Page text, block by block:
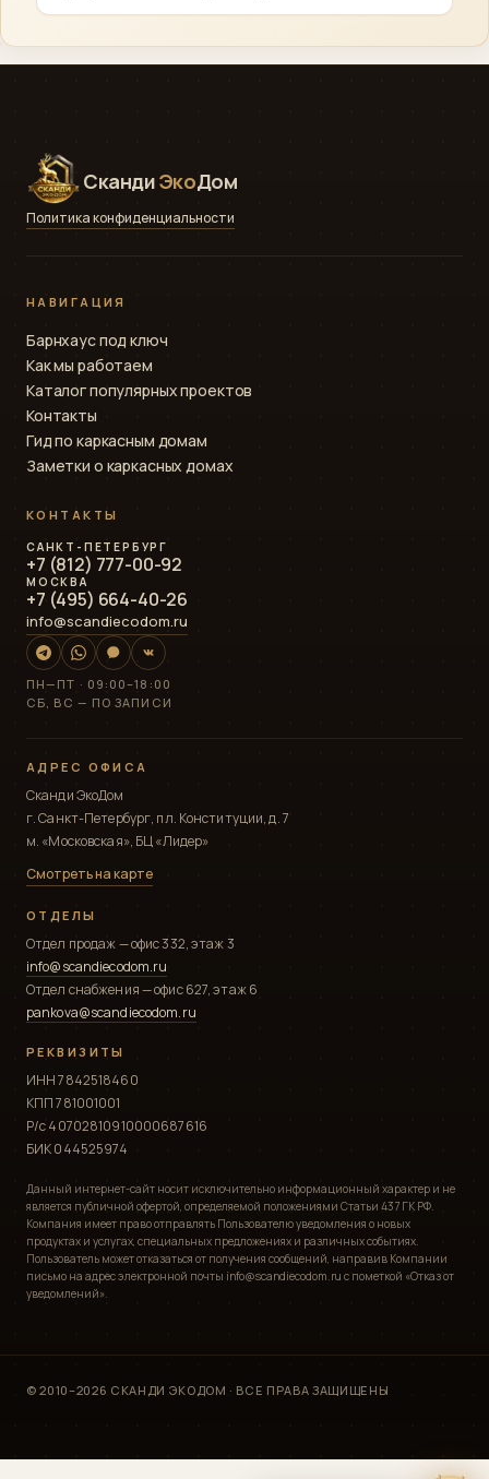
сельская ипотека.
Санкт-Петербург. Возможен выезд в соседние
регионы по договорённости.
СкандиЭкоДом
Политика конфиденциальности
НАВИГАЦИЯ
Барнхаус под ключ
Как мы работаем
Каталог популярных проектов
Контакты
Гид по каркасным домам
Заметки о каркасных домах
КОНТАКТЫ
САНКТ-ПЕТЕРБУРГ
+7 (812) 777-00-92
МОСКВА
+7 (495) 664-40-26
info@scandiecodom.ru
ПН—ПТ · 09:00–18:00
СБ, ВС — ПО ЗАПИСИ
АДРЕС ОФИСА
Сканди ЭкоДом
г. Санкт-Петербург, пл. Конституции, д. 7
м. «Московская», БЦ «Лидер»
Смотреть на карте
ОТДЕЛЫ
Отдел продаж — офис 332, этаж 3
info@scandiecodom.ru
Отдел снабжения — офис 627, этаж 6
pankova@scandiecodom.ru
РЕКВИЗИТЫ
ИНН 7842518460
КПП 781001001
Р/с 40702810910000687616
БИК 044525974
Данный интернет-сайт носит исключительно информационный характер и не
является публичной офертой, определяемой положениями Статьи 437 ГК РФ.
Компания имеет право отправлять Пользователю уведомления о новых
продуктах и услугах, специальных предложениях и различных событиях.
Пользователь может отказаться от получения сообщений, направив Компании
письмо на адрес электронной почты info@scandiecodom.ru с пометкой «Отказ от
уведомлений».
© 2010–2026 СКАНДИ ЭКОДОМ · ВСЕ ПРАВА ЗАЩИЩЕНЫ